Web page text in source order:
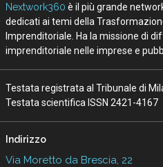
Nextwork360 è il più grande
dedicati ai temi della
Imprenditoriale. Ha la missione di
imprenditoriale nelle imprese e
Testata registrata al Tribunale di
Testata scientifica ISSN 2421-4167
Indirizzo
Via Moretto da Brescia, 22